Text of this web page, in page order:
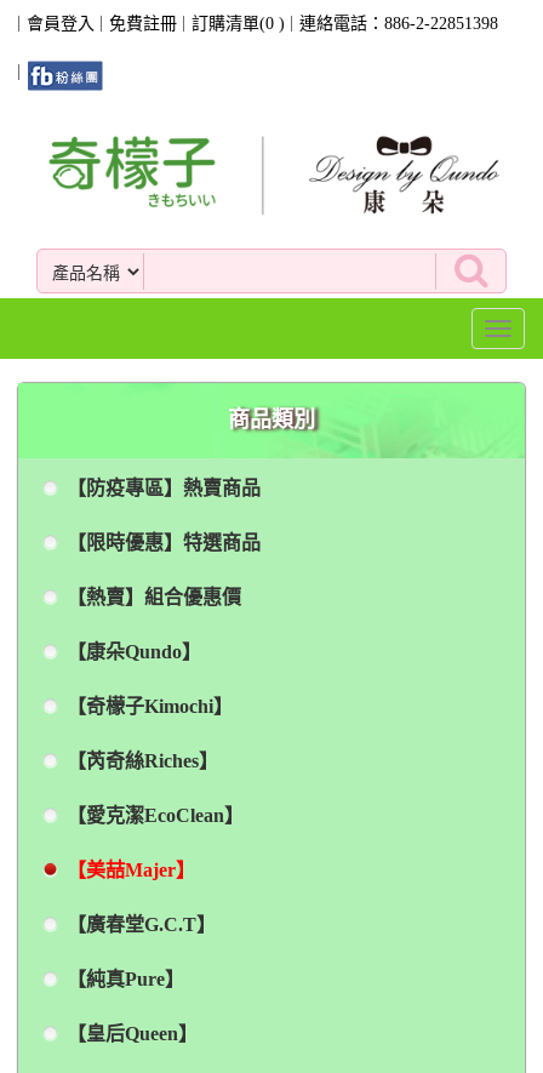
會員登入 免費註冊 訂購清單(0 ) 連絡電話：886-2-22851398
Toggle
商品類別
【防疫專區】熱賣商品
【限時優惠】特選商品
【熱賣】組合優惠價
【康朵Qundo】
【奇檬子Kimochi】
【芮奇絲Riches】
【愛克潔EcoClean】
【美喆Majer】
【廣春堂G.C.T】
【純真Pure】
【皇后Queen】